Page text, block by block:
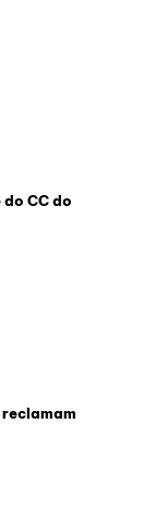
CC do